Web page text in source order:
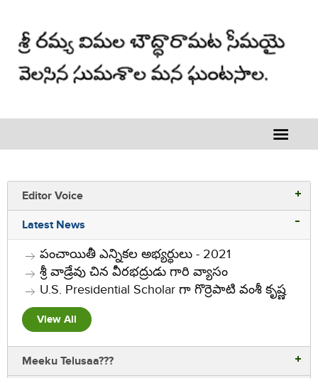
Editor Voice
Latest News
పంచాయితీ ఎన్నికల అభ్యర్ధులు - 2021
శ్రీ వాడ్రేవు చిన వీరభద్రుడు గారి వ్యాసం
U.S. Presidential Scholar గా గొర్రెపాటి వంశీ కృష్ణ
View All
Meeku Telusaa???